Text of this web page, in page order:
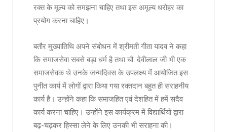
रक्त के मूल्य को समझना चाहिए तथा इस अमूल्य धरोहर का
प्रयोग करना चाहिए।
बतौर मुख्यातिथि अपने संबोधन में श्रीमती गीता यादव ने कहा
कि समाजसेवा सबसे बड़ा धर्म है तथा चौ. देवीलाल जी भी एक
समाजसेवक थे उनके जन्मदिवस के उपलक्ष्य में आयोजित इस
पुनीत कार्य में लोगों द्वारा किया गया रक्तदान बहुत ही सराहनीय
कार्य है। उन्होंने कहा कि समाजहित एवं देशहित में हमें सदैव
कार्य करना चाहिए। उन्होंने इस कार्यक्रम में विद्यार्थियों द्वारा
बढ़-चढ़कर हिस्सा लेने के लिए उनकी भी सराहना की।